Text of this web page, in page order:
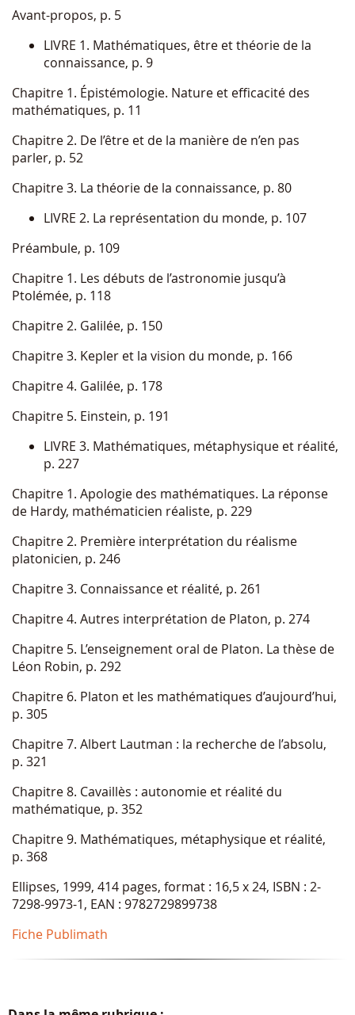
Avant-propos, p. 5
LIVRE 1. Mathématiques, être et théorie de la
connaissance, p. 9
Chapitre 1. Épistémologie. Nature et efficacité des
mathématiques, p. 11
Chapitre 2. De l’être et de la manière de n’en pas
parler, p. 52
Chapitre 3. La théorie de la connaissance, p. 80
LIVRE 2. La représentation du monde, p. 107
Préambule, p. 109
Chapitre 1. Les débuts de l’astronomie jusqu’à
Ptolémée, p. 118
Chapitre 2. Galilée, p. 150
Chapitre 3. Kepler et la vision du monde, p. 166
Chapitre 4. Galilée, p. 178
Chapitre 5. Einstein, p. 191
LIVRE 3. Mathématiques, métaphysique et réalité,
p. 227
Chapitre 1. Apologie des mathématiques. La réponse
de Hardy, mathématicien réaliste, p. 229
Chapitre 2. Première interprétation du réalisme
platonicien, p. 246
Chapitre 3. Connaissance et réalité, p. 261
Chapitre 4. Autres interprétation de Platon, p. 274
Chapitre 5. L’enseignement oral de Platon. La thèse de
Léon Robin, p. 292
Chapitre 6. Platon et les mathématiques d’aujourd’hui,
p. 305
Chapitre 7. Albert Lautman : la recherche de l’absolu,
p. 321
Chapitre 8. Cavaillès : autonomie et réalité du
mathématique, p. 352
Chapitre 9. Mathématiques, métaphysique et réalité,
p. 368
Ellipses, 1999, 414 pages, format : 16,5 x 24, ISBN : 2-
7298-9973-1, EAN : 9782729899738
Fiche Publimath